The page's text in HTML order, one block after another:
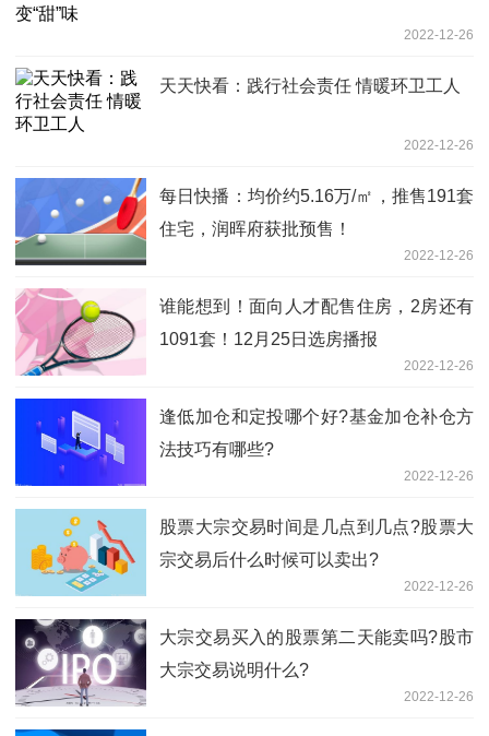
2022-12-26
天天快看：践行社会责任 情暖环卫工人
2022-12-26
每日快播：均价约5.16万/㎡，推售191套
住宅，润晖府获批预售！
2022-12-26
谁能想到！面向人才配售住房，2房还有
1091套！12月25日选房播报
2022-12-26
逢低加仓和定投哪个好?基金加仓补仓方
法技巧有哪些?
2022-12-26
股票大宗交易时间是几点到几点?股票大
宗交易后什么时候可以卖出?
2022-12-26
大宗交易买入的股票第二天能卖吗?股市
大宗交易说明什么?
2022-12-26